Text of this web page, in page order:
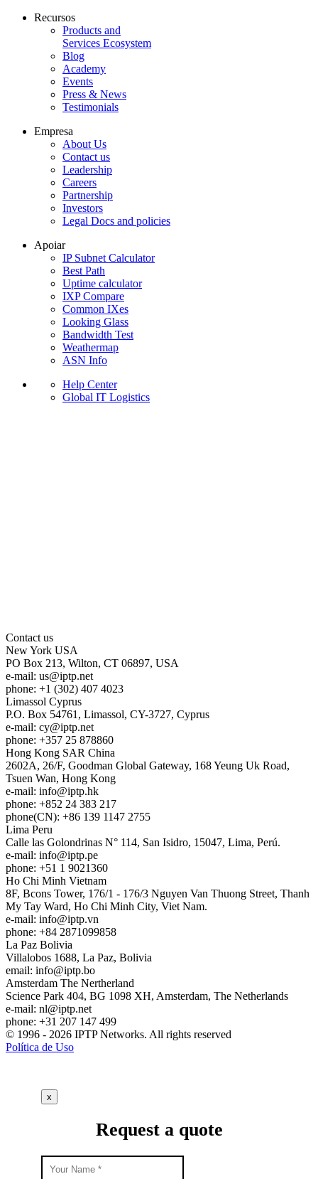
Recursos
Products and
Services Ecosystem
Blog
Academy
Events
Press & News
Testimonials
Empresa
About Us
Contact us
Leadership
Careers
Partnership
Investors
Legal Docs and policies
Apoiar
IP Subnet Calculator
Best Path
Uptime calculator
IXP Compare
Common IXes
Looking Glass
Bandwidth Test
Weathermap
ASN Info
Help Center
Global IT Logistics
Contact us
New York USA
PO Box 213, Wilton, CT 06897, USA
e-mail: us
iptp.net
phone: +1 (302) 407 4023
Limassol Cyprus
P.O. Box 54761, Limassol, CY-3727, Cyprus
e-mail: cy
iptp.net
phone: +357 25 878860
Hong Kong SAR China
2602A, 26/F, Goodman Global Gateway, 168 Yeung Uk Road,
Tsuen Wan, Hong Kong
e-mail: info
iptp.hk
phone: +852 24 383 217
phone(CN): +86 139 1147 2755
Lima Peru
Calle las Golondrinas N° 114, San Isidro, 15047, Lima, Perú.
e-mail: info
iptp.pe
phone: +51 1 9021360
Ho Chi Minh Vietnam
8F, Bcons Tower, 176/1 - 176/3 Nguyen Van Thuong Street, Thanh
My Tay Ward, Ho Chi Minh City, Viet Nam.
e-mail: info
iptp.vn
phone: +84 2871099858
La Paz Bolivia
Villalobos 1688, La Paz, Bolivia
email: info
iptp.bo
Amsterdam The Nertherland
Science Park 404, BG 1098 XH, Amsterdam, The Netherlands
e-mail: nl
iptp.net
phone: +31 207 147 499
© 1996 - 2026 IPTP Networks. All rights reserved
Política de Uso
x
Request a quote